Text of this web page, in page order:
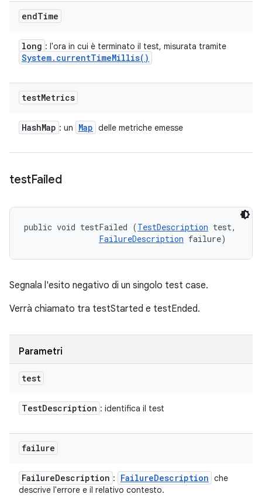
endTime
long : l'ora in cui è terminato il test, misurata tramite
System. currentTimeMillis( )
testMetrics
HashMap : un Map delle metriche emesse
testFailed
public void testFailed (TestDescription test,
FailureDescription failure)
Segnala l'esito negativo di un singolo test case.
Verrà chiamato tra testStarted e testEnded.
Parametri
test
TestDescription : identifica il test
failure
FailureDescription : FailureDescription che
descrive l'errore e il relativo contesto.